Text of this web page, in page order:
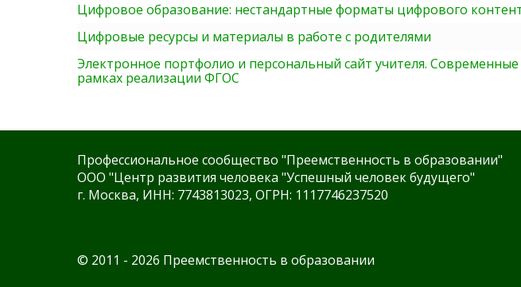
Цифровое образование: нестандартные форматы цифрового
Цифровые ресурсы и материалы в работе с родителями
Электронное портфолио и персональный сайт учителя.
рамках реализации ФГОС
Профессиональное сообщество "Преемственность в образовании"
ООО "Центр развития человека "Успешный человек будущего"
г. Москва, ИНН: 7743813023, ОГРН: 1117746237520
© 2011 - 2026 Преемственность в образовании